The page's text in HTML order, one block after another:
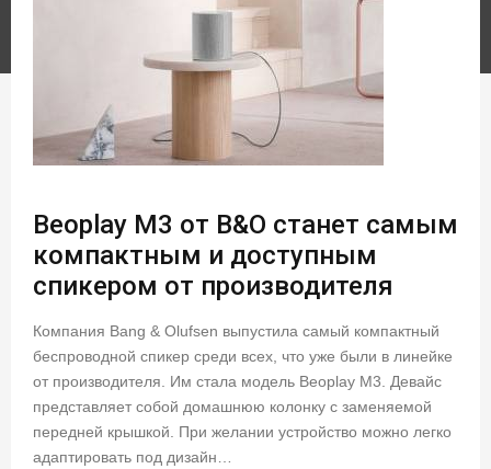
Beoplay M3 от B&O станет самым
компактным и доступным
спикером от производителя
Компания Bang & Olufsen выпустила самый компактный
беспроводной спикер среди всех, что уже были в линейке
от производителя. Им стала модель Beoplay M3. Девайс
представляет собой домашнюю колонку с заменяемой
передней крышкой. При желании устройство можно легко
адаптировать под дизайн…